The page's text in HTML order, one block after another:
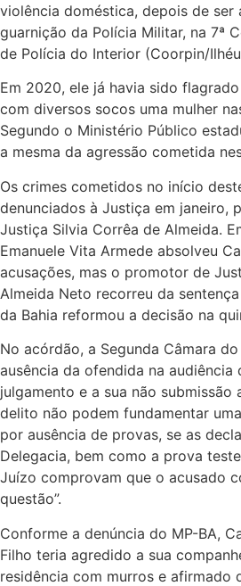
violência doméstica, depois de ser
guarnição da Polícia Militar, na 7ª
de Polícia do Interior (Coorpin/
Em 2020, ele já havia sido
com diversos socos uma mulher
Segundo o Ministério Público
a mesma da agressão cometida
Os crimes cometidos no início
denunciados à Justiça em janeiro,
Justiça Silvia Corrêa de Almeida.
Emanuele Vita Armede absolveu
acusações, mas o promotor de
Almeida Neto recorreu da
da Bahia reformou a decisão na
No acórdão, a Segunda Câmara
ausência da ofendida na audiência
julgamento e a sua não
delito não podem fundamentar
por ausência de provas, se as
Delegacia, bem como a prova
Juízo comprovam que o acusado
questão”.
Conforme a denúncia do MP-BA,
Filho teria agredido a sua
residência com murros e afirmado